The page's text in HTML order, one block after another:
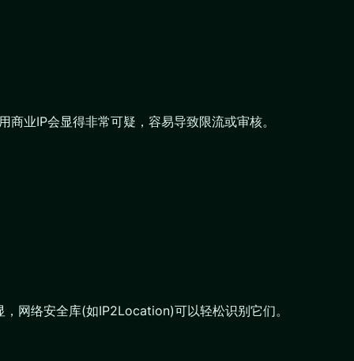
业IP会显得非常可疑，容易导致限流或审核。
网络安全库(如IP2Location)可以轻松识别它们。